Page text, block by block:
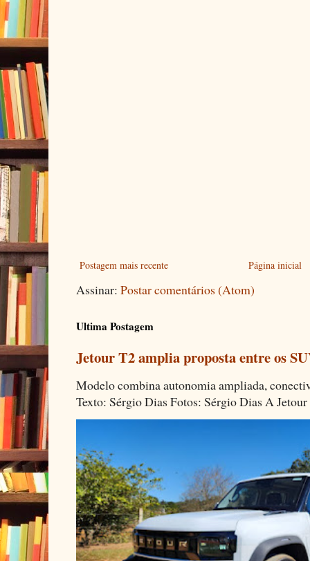
Postagem mais recente Página inicial
Assinar: Postar comentários (Atom)
Ultima Postagem
Jetour T2 amplia proposta entre os
Modelo combina autonomia ampliada,
Texto: Sérgio Dias Fotos: Sérgio Dias A